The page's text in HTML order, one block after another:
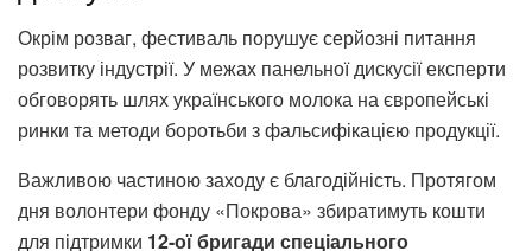
Окрім розваг, фестиваль порушує серйозні питання
розвитку індустрії. У межах панельної дискусії експерти
обговорять шлях українського молока на європейські
ринки та методи боротьби з фальсифікацією продукції.
Важливою частиною заходу є благодійність. Протягом
дня волонтери фонду «Покрова» збиратимуть кошти
для підтримки 12-ої бригади спеціального